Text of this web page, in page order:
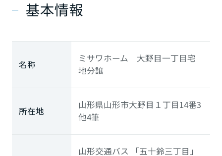
海外事業基本情報
名称
ミサワホーム 大野目一丁目宅
地分譲
所在地
山形県山形市大野目１丁目14番3
他4筆
山形交通バス
「五十鈴三丁目」